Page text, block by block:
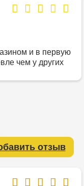
и в первую
чем у других
отзыв